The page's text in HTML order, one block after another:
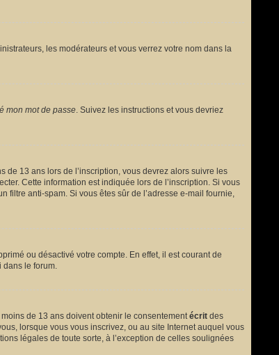
les modérateurs et vous verrez votre nom dans la
mon mot de passe. Suivez les instructions et vous devriez
de 13 ans lors de l’inscription, vous devrez alors suivre les
Cette information est indiquée lors de l’inscription. Si vous
filtre anti-spam. Si vous êtes sûr de l’adresse e-mail fournie,
ou désactivé votre compte. En effet, il est courant de
dans le forum.
de 13 ans doivent obtenir le consentementécrit des
lorsque vous vous inscrivez, ou au site Internet auquel vous
légales de toute sorte, à l’exception de celles soulignées